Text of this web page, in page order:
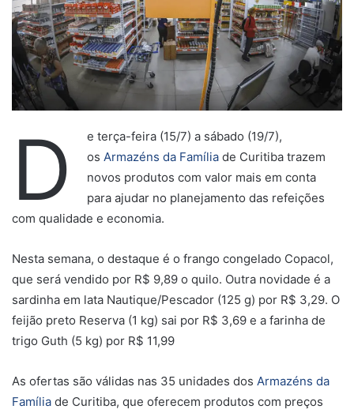
D
e terça-feira (15/7) a sábado (19/7),
os Armazéns da Família de Curitiba trazem
novos produtos com valor mais em conta
para ajudar no planejamento das refeições
com qualidade e economia.
Nesta semana, o destaque é o frango congelado Copacol,
que será vendido por R$ 9,89 o quilo. Outra novidade é a
sardinha em lata Nautique/Pescador (125 g) por R$ 3,29. O
feijão preto Reserva (1 kg) sai por R$ 3,69 e a farinha de
trigo Guth (5 kg) por R$ 11,99
As ofertas são válidas nas 35 unidades dos Armazéns da
Família de Curitiba, que oferecem produtos com preços